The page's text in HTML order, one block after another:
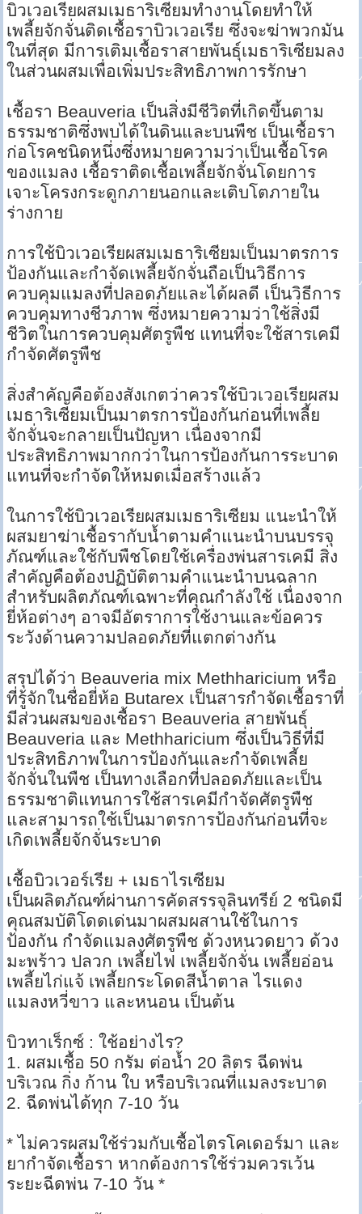
บิวเวอเรียผสมเมธาริเซียมทำงานโดยทำให้
เพลี้ยจักจั่นติดเชื้อราบิวเวอเรีย ซึ่งจะฆ่าพวกมัน
ในที่สุด มีการเติมเชื้อราสายพันธุ์เมธาริเซียมลง
ในส่วนผสมเพื่อเพิ่มประสิทธิภาพการรักษา
เชื้อรา Beauveria เป็นสิ่งมีชีวิตที่เกิดขึ้นตาม
ธรรมชาติซึ่งพบได้ในดินและบนพืช เป็นเชื้อรา
ก่อโรคชนิดหนึ่งซึ่งหมายความว่าเป็นเชื้อโรค
ของแมลง เชื้อราติดเชื้อเพลี้ยจักจั่นโดยการ
เจาะโครงกระดูกภายนอกและเติบโตภายใน
ร่างกาย
การใช้บิวเวอเรียผสมเมธาริเซียมเป็นมาตรการ
ป้องกันและกำจัดเพลี้ยจักจั่นถือเป็นวิธีการ
ควบคุมแมลงที่ปลอดภัยและได้ผลดี เป็นวิธีการ
ควบคุมทางชีวภาพ ซึ่งหมายความว่าใช้สิ่งมี
ชีวิตในการควบคุมศัตรูพืช แทนที่จะใช้สารเคมี
กำจัดศัตรูพืช
สิ่งสำคัญคือต้องสังเกตว่าควรใช้บิวเวอเรียผสม
เมธาริเซียมเป็นมาตรการป้องกันก่อนที่เพลี้ย
จักจั่นจะกลายเป็นปัญหา เนื่องจากมี
ประสิทธิภาพมากกว่าในการป้องกันการระบาด
แทนที่จะกำจัดให้หมดเมื่อสร้างแล้ว
ในการใช้บิวเวอเรียผสมเมธาริเซียม แนะนำให้
ผสมยาฆ่าเชื้อรากับน้ำตามคำแนะนำบนบรรจุ
ภัณฑ์และใช้กับพืชโดยใช้เครื่องพ่นสารเคมี สิ่ง
สำคัญคือต้องปฏิบัติตามคำแนะนำบนฉลาก
สำหรับผลิตภัณฑ์เฉพาะที่คุณกำลังใช้ เนื่องจาก
ยี่ห้อต่างๆ อาจมีอัตราการใช้งานและข้อควร
ระวังด้านความปลอดภัยที่แตกต่างกัน
สรุปได้ว่า Beauveria mix Methharicium หรือ
ที่รู้จักในชื่อยี่ห้อ Butarex เป็นสารกำจัดเชื้อราที่
มีส่วนผสมของเชื้อรา Beauveria สายพันธุ์
Beauveria และ Methharicium ซึ่งเป็นวิธีที่มี
ประสิทธิภาพในการป้องกันและกำจัดเพลี้ย
จักจั่นในพืช เป็นทางเลือกที่ปลอดภัยและเป็น
ธรรมชาติแทนการใช้สารเคมีกำจัดศัตรูพืช
และสามารถใช้เป็นมาตรการป้องกันก่อนที่จะ
เกิดเพลี้ยจักจั่นระบาด
เชื้อบิวเวอร์เรีย + เมธาไรเซียม
เป็นผลิตภัณฑ์ผ่านการคัดสรรจุลินทรีย์ 2 ชนิดมี
คุณสมบัติโดดเด่นมาผสมผสานใช้ในการ
ป้องกัน กำจัดแมลงศัตรูพืช ด้วงหนวดยาว ด้วง
มะพร้าว ปลวก เพลี้ยไฟ เพลี้ยจักจั่น เพลี้ยอ่อน
เพลี้ยไก่แจ้ เพลี้ยกระโดดสีน้ำตาล ไรแดง
แมลงหวี่ขาว และหนอน เป็นต้น
บิวทาเร็กซ์ : ใช้อย่างไร?
1. ผสมเชื้อ 50 กรัม ต่อน้ำ 20 ลิตร ฉีดพ่น
บริเวณ กิ่ง ก้าน ใบ หรือบริเวณที่แมลงระบาด
2. ฉีดพ่นได้ทุก 7-10 วัน
* ไม่ควรผสมใช้ร่วมกับเชื้อไตรโคเดอร์มา และ
ยากำจัดเชื้อรา หากต้องการใช้ร่วมควรเว้น
ระยะฉีดพ่น 7-10 วัน *